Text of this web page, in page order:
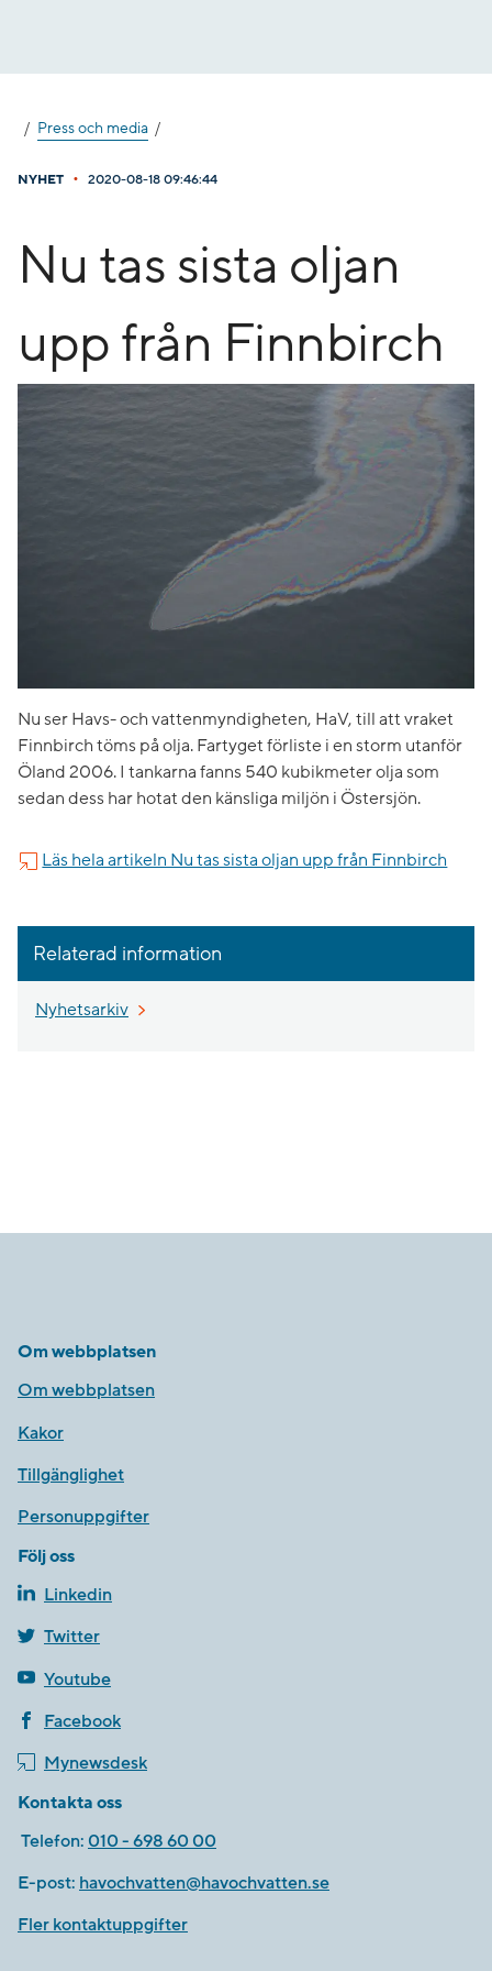
Press och media
NYHET • 2020-08-18 09:46:44
Nu tas sista oljan
upp från Finnbirch
Nu ser Havs- och vattenmyndigheten, HaV, till att vraket
Finnbirch töms på olja. Fartyget förliste i en storm utanför
Öland 2006. I tankarna fanns 540 kubikmeter olja som
sedan dess har hotat den känsliga miljön i Östersjön.
Läs hela artikeln Nu tas sista oljan upp från Finnbirch
Relaterad information
Nyhetsarkiv
Om webbplatsen
Om webbplatsen
Kakor
Tillgänglighet
Personuppgifter
Följ oss
Linkedin
Twitter
Youtube
Facebook
Mynewsdesk
Kontakta oss
Telefon: 010 - 698 60 00
E-post: havochvatten@havochvatten.se
Fler kontaktuppgifter